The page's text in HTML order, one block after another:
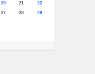
20 21
22
27 28
29